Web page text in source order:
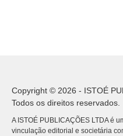
Copyright © 2026 - ISTOÉ
Todos os direitos reservados.
A ISTOÉ PUBLICAÇÕES LTDA é
vinculação editorial e societária